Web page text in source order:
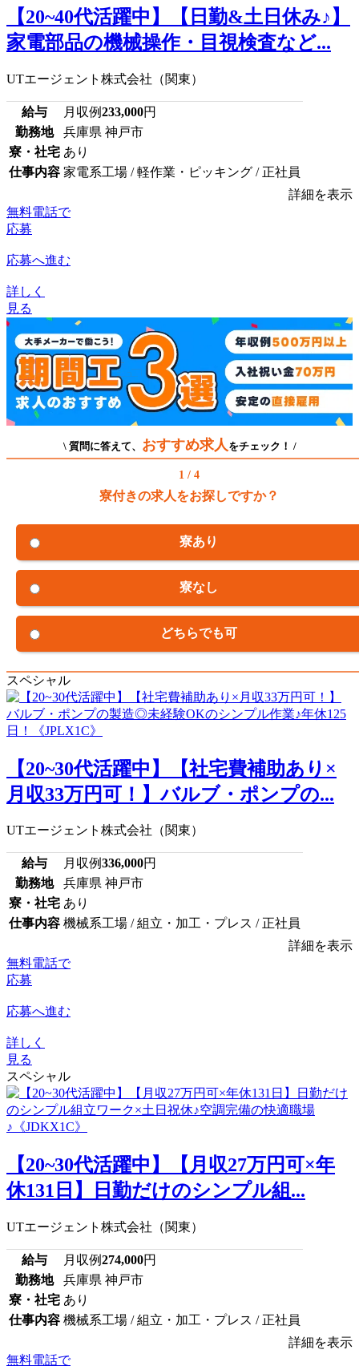
【20~40代活躍中】【日勤&土日休み♪】
家電部品の機械操作・目視検査など...
UTエージェント株式会社（関東）
給与 月収例233,000円
勤務地
兵庫県 神戸市
寮・社宅 あり
仕事内容 家電系工場 / 軽作業・ピッキング / 正社員
詳細を表示
無料電話で
応募
応募へ進む
詳しく
見る
\ 質問に答えて、 おすすめ求人 をチェック！ /
1 / 4
寮付きの求人をお探しですか？
寮あり
寮なし
どちらでも可
スペシャル
【20~30代活躍中】【社宅費補助あり×
月収33万円可！】バルブ・ポンプの...
UTエージェント株式会社（関東）
給与 月収例336,000円
勤務地
兵庫県 神戸市
寮・社宅 あり
仕事内容 機械系工場 / 組立・加工・プレス / 正社員
詳細を表示
無料電話で
応募
応募へ進む
詳しく
見る
スペシャル
【20~30代活躍中】【月収27万円可×年
休131日】日勤だけのシンプル組...
UTエージェント株式会社（関東）
給与 月収例274,000円
勤務地
兵庫県 神戸市
寮・社宅 あり
仕事内容 機械系工場 / 組立・加工・プレス / 正社員
詳細を表示
無料電話で